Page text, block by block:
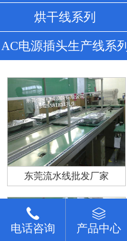
电话咨询 产品中心
电话咨询 产品中心
电话咨询 产品中心
烘干线系列
AC电源插头生产线系列
东莞流水线批发厂家
电话咨询 产品中心
电话咨询 产品中心
电话咨询 产品中心